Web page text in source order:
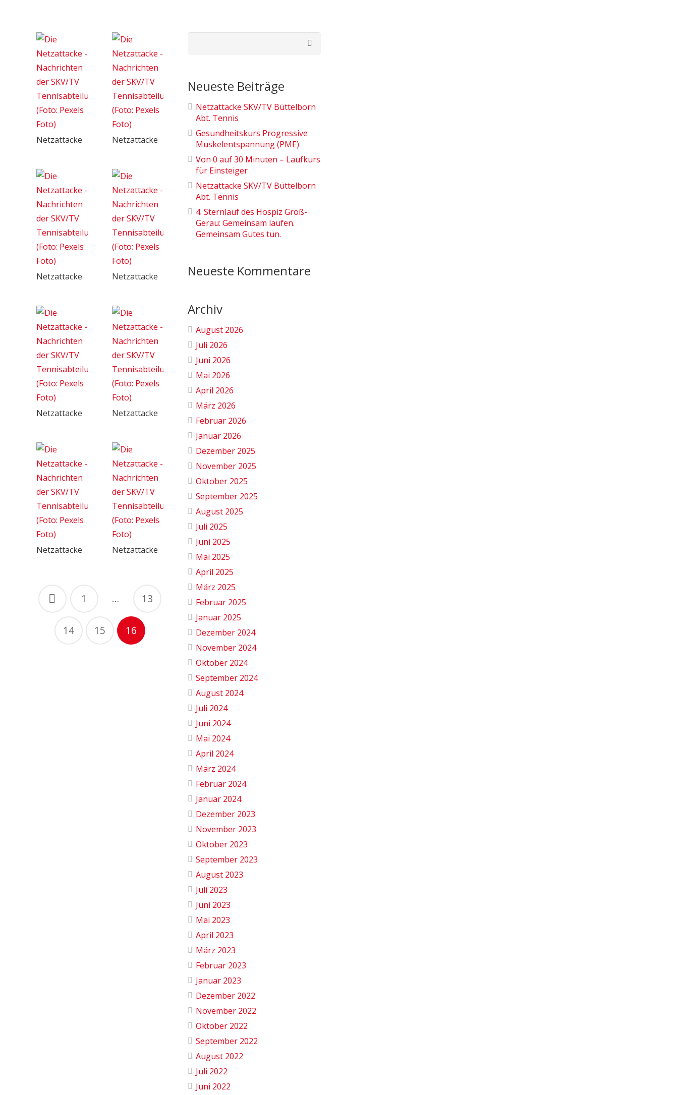
Netzattacke Netzattacke
Netzattacke Netzattacke
Netzattacke Netzattacke
Netzattacke Netzattacke
Beitragsnavigation
1 … 13
14 15 16
Neueste Beiträge
Netzattacke SKV/TV Büttelborn
Abt. Tennis
Gesundheitskurs Progressive
Muskelentspannung (PME)
Von 0 auf 30 Minuten – Laufkurs
für Einsteiger
Netzattacke SKV/TV Büttelborn
Abt. Tennis
4. Sternlauf des Hospiz Groß-
Gerau: Gemeinsam laufen.
Gemeinsam Gutes tun.
Neueste Kommentare
Archiv
August 2026
Juli 2026
Juni 2026
Mai 2026
April 2026
März 2026
Februar 2026
Januar 2026
Dezember 2025
November 2025
Oktober 2025
September 2025
August 2025
Juli 2025
Juni 2025
Mai 2025
April 2025
März 2025
Februar 2025
Januar 2025
Dezember 2024
November 2024
Oktober 2024
September 2024
August 2024
Juli 2024
Juni 2024
Mai 2024
April 2024
März 2024
Februar 2024
Januar 2024
Dezember 2023
November 2023
Oktober 2023
September 2023
August 2023
Juli 2023
Juni 2023
Mai 2023
April 2023
März 2023
Februar 2023
Januar 2023
Dezember 2022
November 2022
Oktober 2022
September 2022
August 2022
Juli 2022
Juni 2022